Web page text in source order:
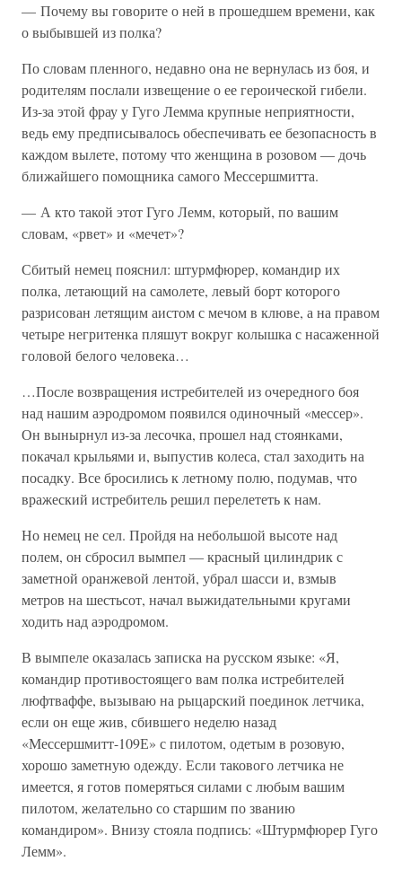
— Почему вы говорите о ней в прошедшем времени, как
о выбывшей из полка?
По словам пленного, недавно она не вернулась из боя, и
родителям послали извещение о ее героической гибели.
Из-за этой фрау у Гуго Лемма крупные неприятности,
ведь ему предписывалось обеспечивать ее безопасность в
каждом вылете, потому что женщина в розовом — дочь
ближайшего помощника самого Мессершмитта.
— А кто такой этот Гуго Лемм, который, по вашим
словам, «рвет» и «мечет»?
Сбитый немец пояснил: штурмфюрер, командир их
полка, летающий на самолете, левый борт которого
разрисован летящим аистом с мечом в клюве, а на правом
четыре негритенка пляшут вокруг колышка с насаженной
головой белого человека…
…После возвращения истребителей из очередного боя
над нашим аэродромом появился одиночный «мессер».
Он вынырнул из-за лесочка, прошел над стоянками,
покачал крыльями и, выпустив колеса, стал заходить на
посадку. Все бросились к летному полю, подумав, что
вражеский истребитель решил перелететь к нам.
Но немец не сел. Пройдя на небольшой высоте над
полем, он сбросил вымпел — красный цилиндрик с
заметной оранжевой лентой, убрал шасси и, взмыв
метров на шестьсот, начал выжидательными кругами
ходить над аэродромом.
В вымпеле оказалась записка на русском языке: «Я,
командир противостоящего вам полка истребителей
люфтваффе, вызываю на рыцарский поединок летчика,
если он еще жив, сбившего неделю назад
«Мессершмитт-109Е» с пилотом, одетым в розовую,
хорошо заметную одежду. Если такового летчика не
имеется, я готов померяться силами с любым вашим
пилотом, желательно со старшим по званию
командиром». Внизу стояла подпись: «Штурмфюрер Гуго
Лемм».